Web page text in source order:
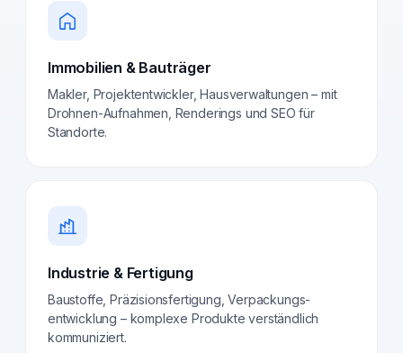
Immobilien & Bauträger
Makler, Projektentwickler, Hausverwaltungen – mit
Drohnen-Aufnahmen, Renderings und SEO für
Standorte.
Industrie & Fertigung
Baustoffe, Präzisionsfertigung, Verpackungs­
entwicklung – komplexe Produkte verständlich
kommuniziert.